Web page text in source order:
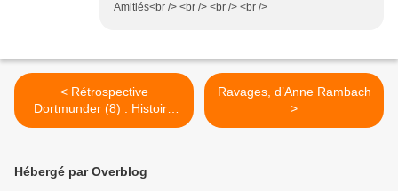
Amitiés<br /> <br /> <br /> <br />
< Rétrospective
Dortmunder (8) : Histoire
d’os, de Donald Westlake
Ravages, d’Anne Rambach
>
Hébergé par Overblog